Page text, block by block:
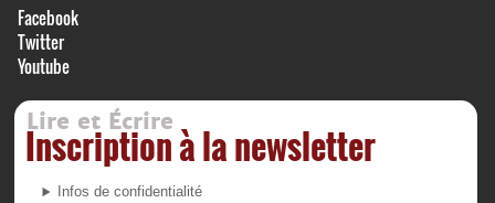
Facebook
Twitter
Youtube
Lire et Écrire
Inscription à la newsletter
Infos de confidentialité